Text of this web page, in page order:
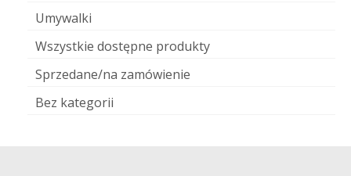
Umywalki
Wszystkie dostępne produkty
Sprzedane/na zamówienie
Bez kategorii